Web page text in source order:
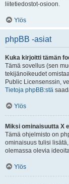
liitetiedostot-osioon.
Ylös
phpBB -asiat
Kuka kirjoitti tämän
Tämä sovellus (sen
tekijänoikeudet
Public Licensenssin,
Tietoja phpBB:stä
Ylös
Miksi ominaisuutta X
Tämä ohjelmisto on
ominaisuus tulisi
olemassa olevia
Ylös